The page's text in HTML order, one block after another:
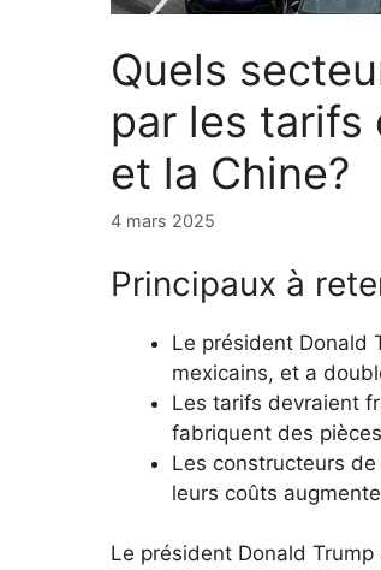
Quels
par les tarifs
et la Chine?
4 mars 2025
Principaux à
Le président Donald
mexicains, et a
Les tarifs devraient
fabriquent des
Les constructeurs
leurs coûts
Le président Donald